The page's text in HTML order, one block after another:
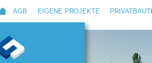
AGB EIGENE PROJEKTE